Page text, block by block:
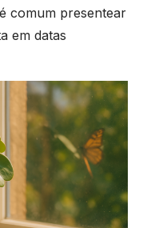
comum presentear
em datas